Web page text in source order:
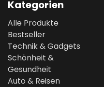
Kategorien
Alle Produkte
Bestseller
Technik & Gadgets
Schönheit &
Gesundheit
Auto & Reisen